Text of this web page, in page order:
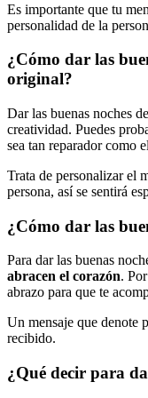
Es importante que tu
personalidad de la
¿Cómo dar las
original?
Dar las buenas noches
creatividad. Puedes
sea tan reparador como
Trata de personalizar el
persona, así se sentirá
¿Cómo dar las
Para dar las buenas
abracen el corazón.
abrazo para que te
Un mensaje que denote
recibido.
¿Qué decir para